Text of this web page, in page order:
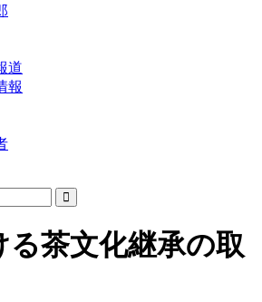
道
報
る茶文化継承の取